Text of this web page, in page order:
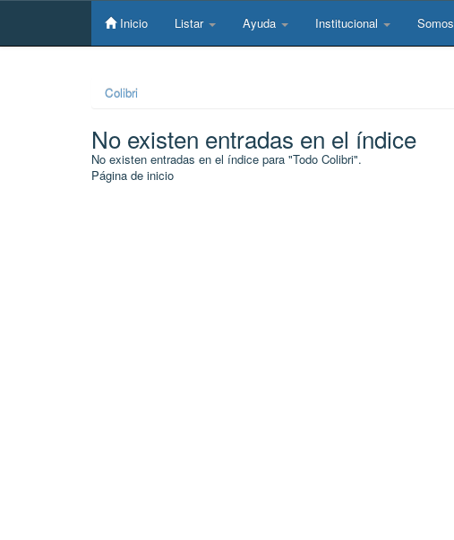
Skip
Inicio Listar Ayuda Institucional Somos
Colibri
No existen entradas en el índice
No existen entradas en el índice para "Todo Colibri".
Página de inicio